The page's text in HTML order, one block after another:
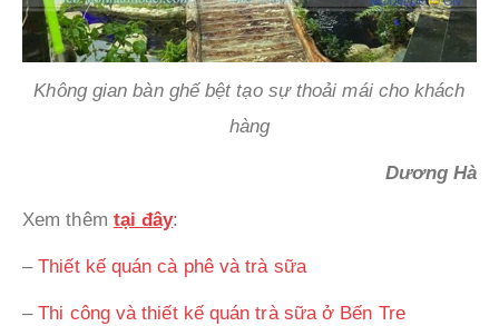
Không gian bàn ghế bệt tạo sự thoải mái cho khách
hàng
Dương Hà
Xem thêm tại đây:
–Thiết kế quán cà phê và trà sữa
–Thi công và thiết kế quán trà sữa ở Bến Tre